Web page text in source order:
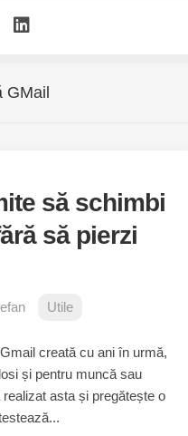
să schimbi
să pierzi
Utile
creată cu ani în urmă,
și pentru muncă sau
asta și pregătește o